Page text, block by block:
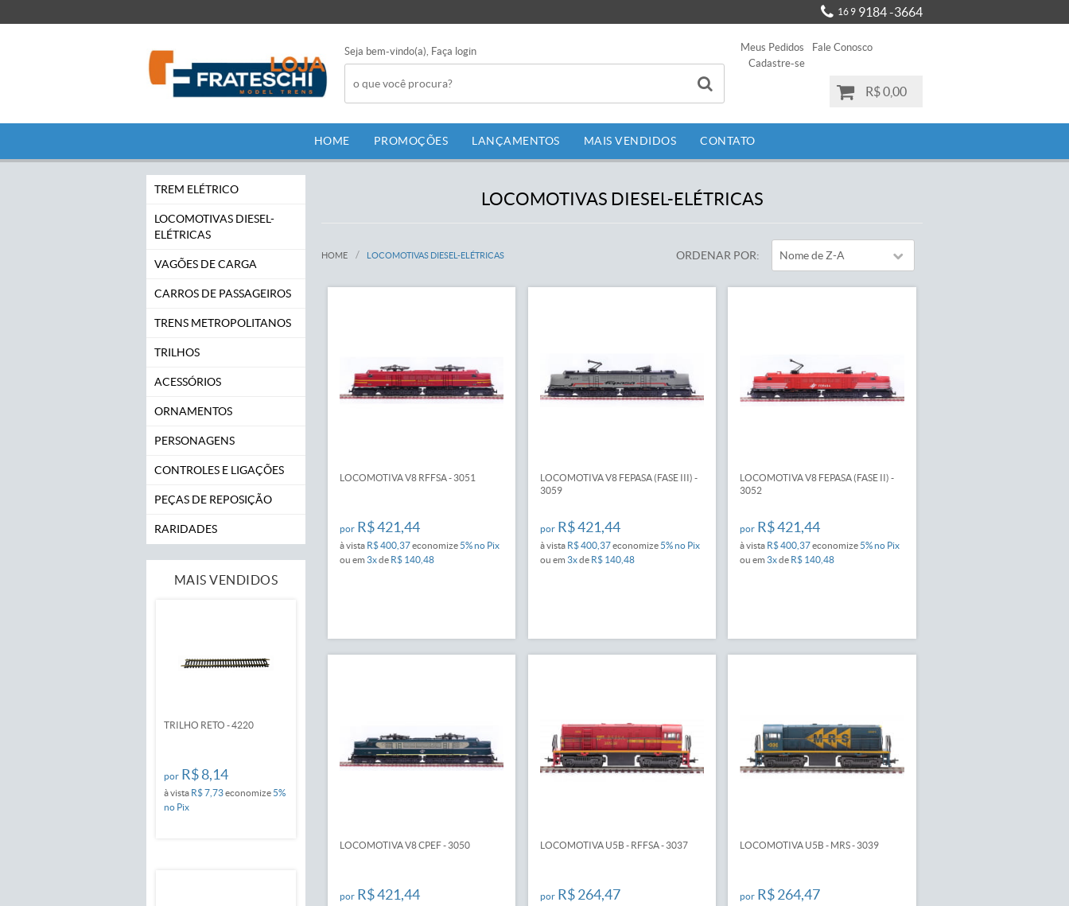
16 9 9184 -3664
Seja bem-vindo(a), Faça login Meus Pedidos
Fale Conosco
Cadastre-se
R$ 0,00
HOME PROMOÇÕES LANÇAMENTOS MAIS VENDIDOS CONTATO
TREM ELÉTRICO
LOCOMOTIVAS DIESEL-
ELÉTRICAS
VAGÕES DE CARGA
CARROS DE PASSAGEIROS
TRENS METROPOLITANOS
TRILHOS
ACESSÓRIOS
ORNAMENTOS
PERSONAGENS
CONTROLES E LIGAÇÕES
PEÇAS DE REPOSIÇÃO
RARIDADES
MAIS VENDIDOS
TRILHO RETO - 4220
por R$ 8,14
à vista R$ 7,73economize 5%
no Pix
LOCOMOTIVAS DIESEL-ELÉTRICAS
HOME LOCOMOTIVAS DIESEL-ELÉTRICAS ORDENAR POR Nome de Z-A
LOCOMOTIVA V8 RFFSA - 3051
por R$ 421,44
à vista R$ 400,37economize 5%no Pix
ou em 3xde R$ 140,48
LOCOMOTIVA V8 FEPASA (FASE III) -
3059
por R$ 421,44
à vista R$ 400,37economize 5%no Pix
ou em 3xde R$ 140,48
LOCOMOTIVA V8 FEPASA (FASE II) -
3052
por R$ 421,44
à vista R$ 400,37economize 5%no Pix
ou em 3xde R$ 140,48
LOCOMOTIVA V8 CPEF - 3050
por R$ 421,44
LOCOMOTIVA U5B - RFFSA - 3037
por R$ 264,47
LOCOMOTIVA U5B - MRS - 3039
por R$ 264,47